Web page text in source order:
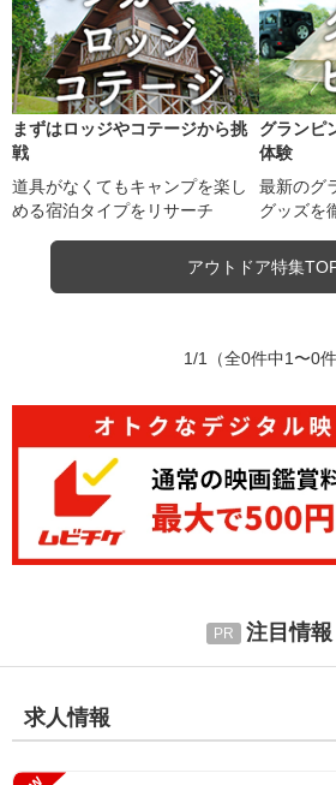
まずはロッジやコテージから挑
戦
道具がなくてもキャンプを楽し
める宿泊タイプをリサーチ
グランピ
体験
最新のグ
グッズを
アウトドア特集
1/1 （全0件中1〜0件
注目情報
求人情報